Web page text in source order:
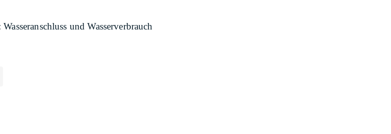
und Wasserverbrauch